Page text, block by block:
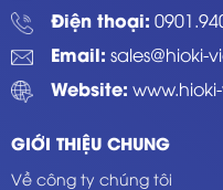
Điện thoại:
Email: sales@hioki-
Website:
GIỚI THIỆU CHUNG
Về công ty chúng tôi